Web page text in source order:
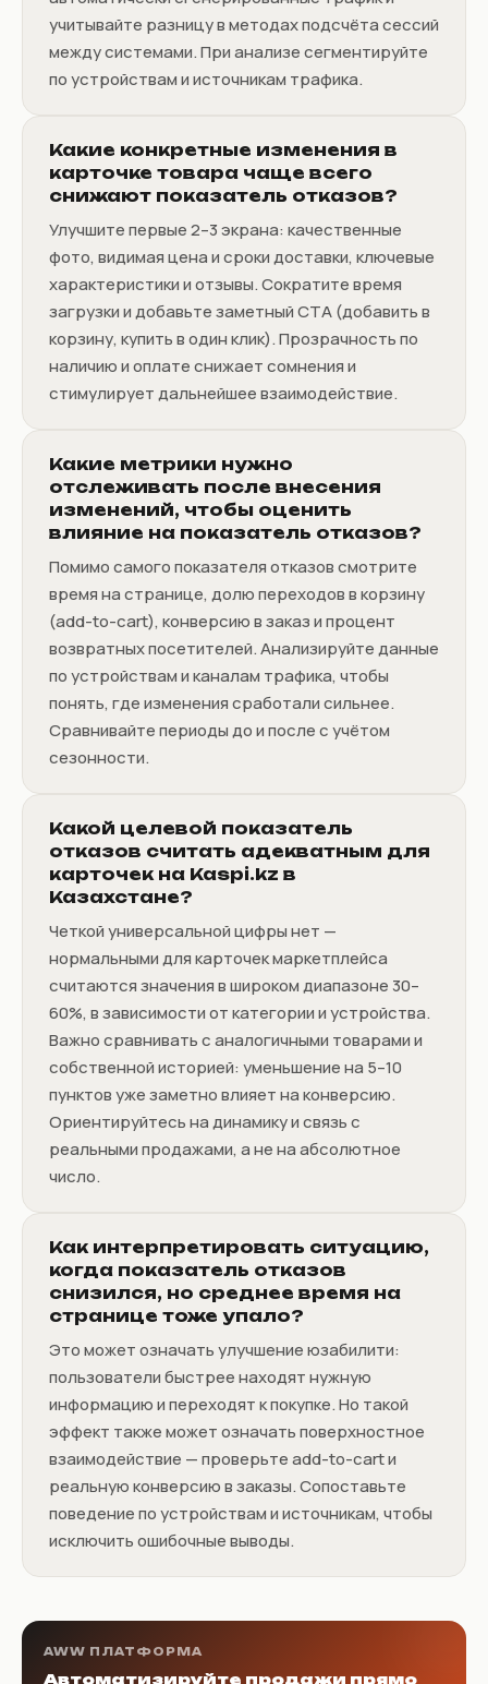
учитывайте разницу в методах подсчёта сессий
между системами. При анализе сегментируйте
по устройствам и источникам трафика.
Какие конкретные изменения в
карточке товара чаще всего
снижают показатель отказов?
Улучшите первые 2–3 экрана: качественные
фото, видимая цена и сроки доставки, ключевые
характеристики и отзывы. Сократите время
загрузки и добавьте заметный CTA (добавить в
корзину, купить в один клик). Прозрачность по
наличию и оплате снижает сомнения и
стимулирует дальнейшее взаимодействие.
Какие метрики нужно
отслеживать после внесения
изменений, чтобы оценить
влияние на показатель отказов?
Помимо самого показателя отказов смотрите
время на странице, долю переходов в корзину
(add-to-cart), конверсию в заказ и процент
возвратных посетителей. Анализируйте данные
по устройствам и каналам трафика, чтобы
понять, где изменения сработали сильнее.
Сравнивайте периоды до и после с учётом
сезонности.
Какой целевой показатель
отказов считать адекватным для
карточек на Kaspi.kz в
Казахстане?
Четкой универсальной цифры нет —
нормальными для карточек маркетплейса
считаются значения в широком диапазоне 30–
60%, в зависимости от категории и устройства.
Важно сравнивать с аналогичными товарами и
собственной историей: уменьшение на 5–10
пунктов уже заметно влияет на конверсию.
Ориентируйтесь на динамику и связь с
реальными продажами, а не на абсолютное
число.
Как интерпретировать ситуацию,
когда показатель отказов
снизился, но среднее время на
странице тоже упало?
Это может означать улучшение юзабилити:
пользователи быстрее находят нужную
информацию и переходят к покупке. Но такой
эффект также может означать поверхностное
взаимодействие — проверьте add-to-cart и
реальную конверсию в заказы. Сопоставьте
поведение по устройствам и источникам, чтобы
исключить ошибочные выводы.
AWW ПЛАТФОРМА
Автоматизируйте продажи прямо